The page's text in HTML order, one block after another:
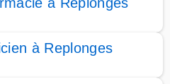
à Replonges